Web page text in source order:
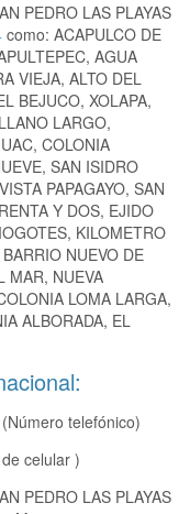
PEDRO LAS PLAYAS
como: ACAPULCO DE
AGUA
VIEJA, ALTO DEL
BEJUCO, XOLAPA,
LARGO,
COLONIA
SAN ISIDRO
PAPAGAYO, SAN
Y DOS, EJIDO
KILOMETRO
NUEVO DE
MAR, NUEVA
LOMA LARGA,
ALBORADA, EL
telefónico)
celular )
PEDRO LAS PLAYAS